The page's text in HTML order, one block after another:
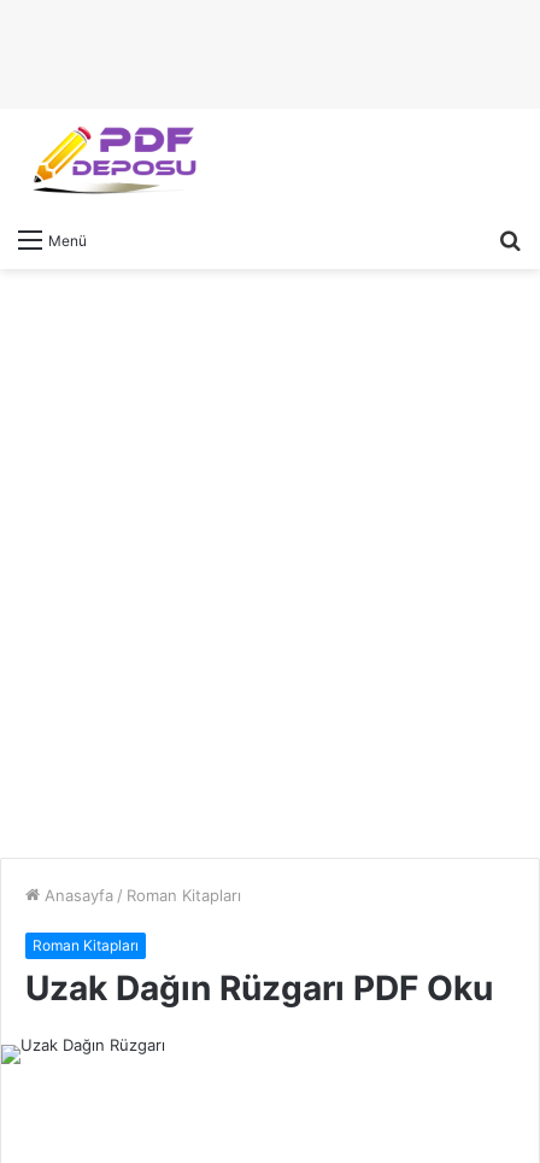
Menü
Anasayfa / Roman Kitapları
Roman Kitapları
Uzak Dağın Rüzgarı PDF Oku